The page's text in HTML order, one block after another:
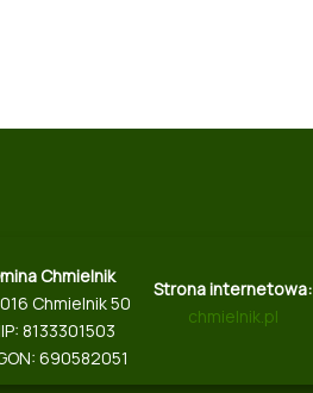
Chmielnik
Chmielnik 50
8133301503
690582051
Strona internetowa:
chmielnik.pl